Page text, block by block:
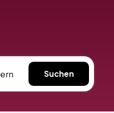
Suchen